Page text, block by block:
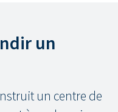
un
un centre de